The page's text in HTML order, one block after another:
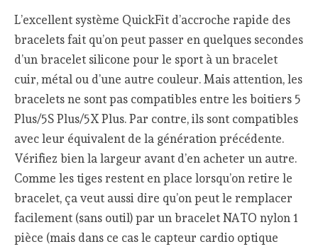
L’excellent système QuickFit d’accroche rapide des
bracelets fait qu’on peut passer en quelques secondes
d’un bracelet silicone pour le sport à un bracelet
cuir, métal ou d’une autre couleur. Mais attention, les
bracelets ne sont pas compatibles entre les boitiers 5
Plus/5S Plus/5X Plus. Par contre, ils sont compatibles
avec leur équivalent de la génération précédente.
Vérifiez bien la largeur avant d’en acheter un autre.
Comme les tiges restent en place lorsqu’on retire le
bracelet, ça veut aussi dire qu’on peut le remplacer
facilement (sans outil) par un bracelet NATO nylon 1
pièce (mais dans ce cas le capteur cardio optique